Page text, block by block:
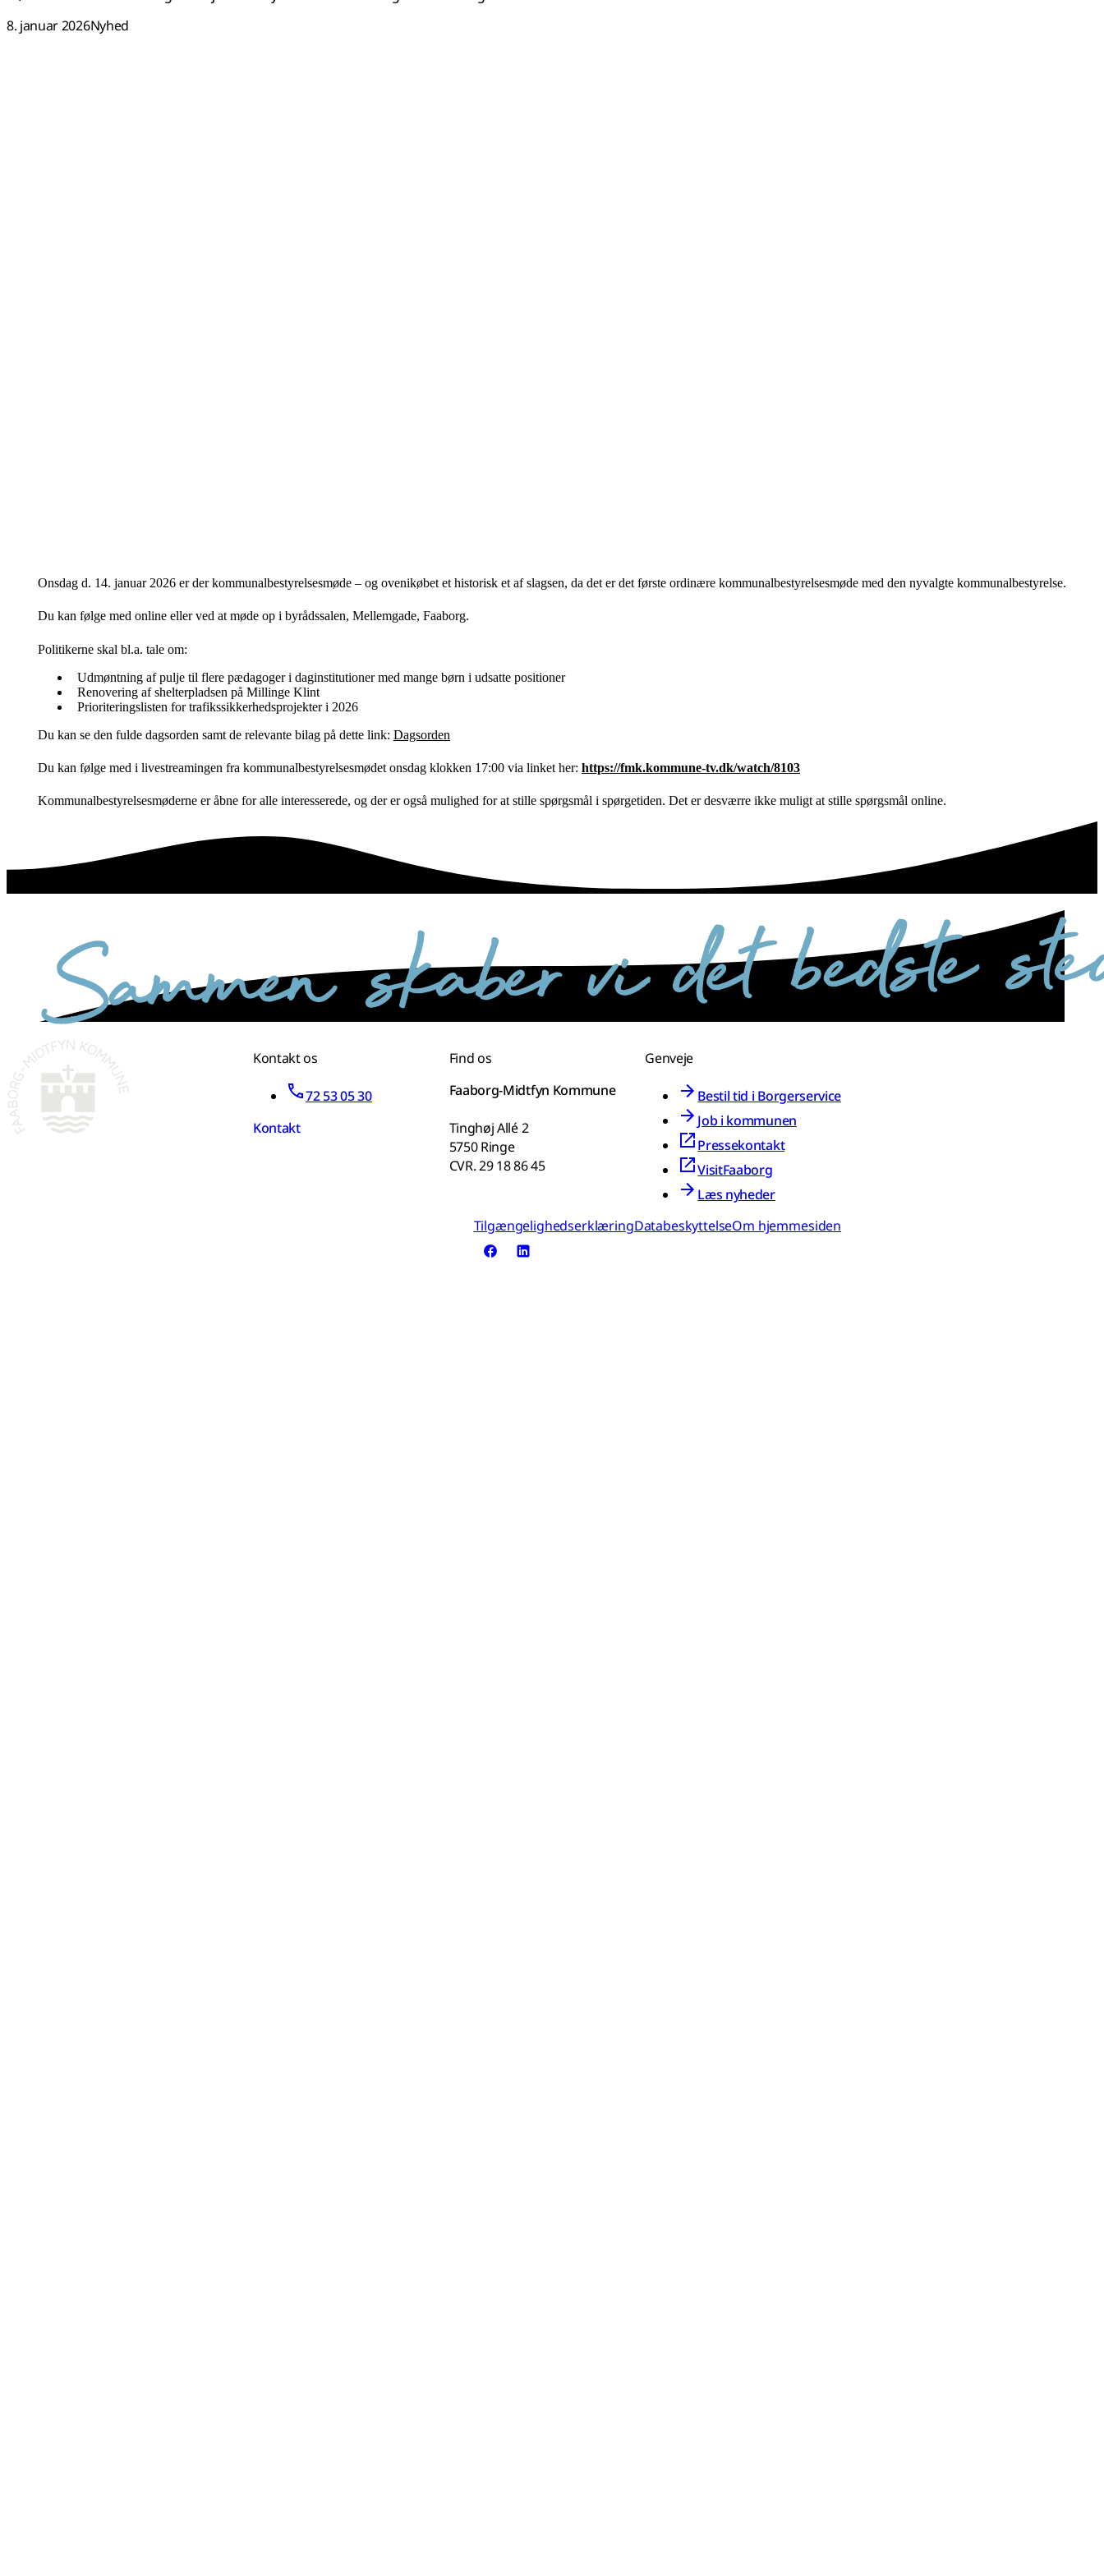
8. januar 2026Nyhed
Onsdag d. 14. januar 2026 er der kommunalbestyrelsesmøde – og ovenikøbet et historisk et af slagsen, da det er det første ordinære kommunalbestyrelsesmøde med den nyvalgte kommunalbestyrelse.
Du kan følge med online eller ved at møde op i byrådssalen, Mellemgade, Faaborg.
Politikerne skal bl.a. tale om:
Udmøntning af pulje til flere pædagoger i daginstitutioner med mange børn i udsatte positioner
Renovering af shelterpladsen på Millinge Klint
Prioriteringslisten for trafikssikkerhedsprojekter i 2026
Du kan se den fulde dagsorden samt de relevante bilag på dette link: Dagsorden
Du kan følge med i livestreamingen fra kommunalbestyrelsesmødet onsdag klokken 17:00 via linket her: https://fmk.kommune-tv.dk/watch/8103
Kommunalbestyrelsesmøderne er åbne for alle interesserede, og der er også mulighed for at stille spørgsmål i spørgetiden. Det er desværre ikke muligt at stille spørgsmål online.
Kontakt os
72 53 05 30
Kontakt
Find os
Faaborg-Midtfyn Kommune
Tinghøj Allé 2
5750 Ringe
CVR. 29 18 86 45
Genveje
Bestil tid i Borgerservice
Job i kommunen
Pressekontakt
VisitFaaborg
Læs nyheder
TilgængelighedserklæringDatabeskyttelseOm hjemmesiden